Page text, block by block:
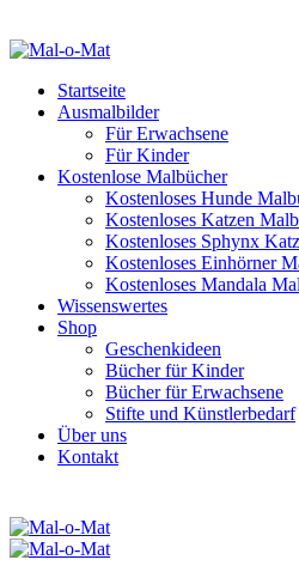
Startseite
Ausmalbilder
Für Erwachsene
Für Kinder
Kostenlose Malbücher
Kostenloses Hunde
Kostenloses Katzen
Kostenloses Sphynx
Kostenloses Einhörner
Kostenloses Mandala
Wissenswertes
Shop
Geschenkideen
Bücher für Kinder
Bücher für Erwachsene
Stifte und Künstlerbedarf
Über uns
Kontakt